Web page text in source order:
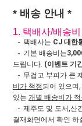
* 배송 안내 *
1. 택배사/배송비
- 택배사는 CJ 대한
- 기본 배송비는
드립니다. (이벤트 기
- 무겁고 부피가 큰
비가 책정되어 있으며
있는 개별 배송비가 적
- 제주도 및 도서,산
결재화면에서 확인 하